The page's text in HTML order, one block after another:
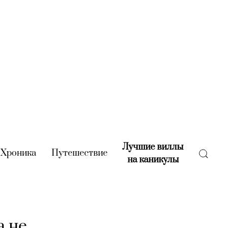
Хроника (current)
Путешествие(current)
Лучшие виллы
на каникулы(current)